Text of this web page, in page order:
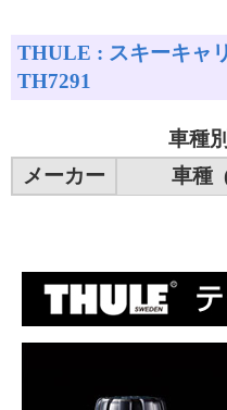
THULE : スキーキャ
TH7291
車種
メーカー
車種